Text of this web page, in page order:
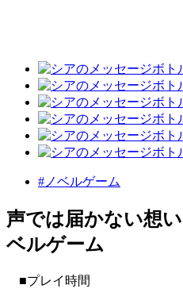
#ノベルゲーム
声では届かない想
ベルゲーム
■プレイ時間